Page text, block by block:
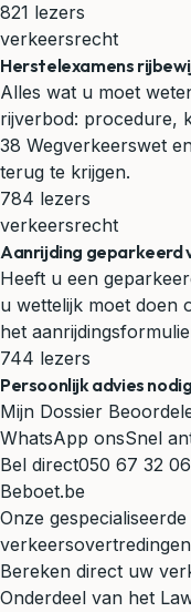
821 lezers
verkeersrecht
Herstelexamens
Alles wat u moet
rijverbod: procedure,
38 Wegverkeerswet
terug te krijgen.
784 lezers
verkeersrecht
Aanrijding geparkeerd
Heeft u een
u wettelijk moet doen
het
744 lezers
Persoonlijk advies
Mijn Dossier
WhatsApp onsSnel
Bel direct050 67 32 06
Beboet.be
Onze
Bereken direct uw
Onderdeel van het